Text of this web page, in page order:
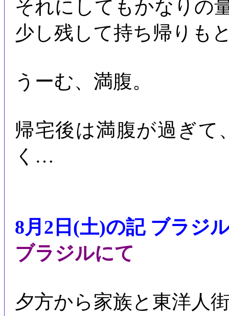
それにしてもかなりの
少し残して持ち帰りも
うーむ、満腹。
帰宅後は満腹が過ぎ
く…
8月2日(土)の記 ブラジ
ブラジルにて
夕方から家族と東洋人